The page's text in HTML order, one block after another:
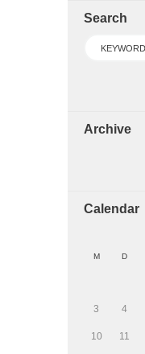
Search
Archive
Calendar
M D
3 4
10 11